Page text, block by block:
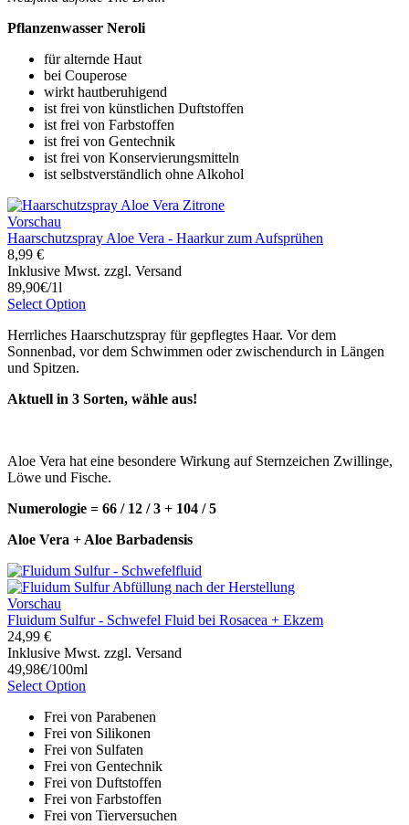
Pflanzenwasser Neroli
für alternde Haut
bei Couperose
wirkt hautberuhigend
ist frei von künstlichen Duftstoffen
ist frei von Farbstoffen
ist frei von Gentechnik
ist frei von Konservierungsmitteln
ist selbstverständlich ohne Alkohol
Vorschau
Haarschutzspray Aloe Vera - Haarkur zum Aufsprühen
8,99 €
Inklusive Mwst. zzgl. Versand
89,90€/1l
Select Option
Herrliches Haarschutzspray für gepflegtes Haar. Vor dem
Sonnenbad, vor dem Schwimmen oder zwischendurch in Längen
und Spitzen.
Aktuell in 3 Sorten, wähle aus!
Aloe Vera hat eine besondere Wirkung auf Sternzeichen Zwillinge,
Löwe und Fische.
Numerologie = 66 / 12 / 3 + 104 / 5
Aloe Vera + Aloe Barbadensis
Vorschau
Fluidum Sulfur - Schwefel Fluid bei Rosacea + Ekzem
24,99 €
Inklusive Mwst. zzgl. Versand
49,98€/100ml
Select Option
Frei von Parabenen
Frei von Silikonen
Frei von Sulfaten
Frei von Gentechnik
Frei von Duftstoffen
Frei von Farbstoffen
Frei von Tierversuchen